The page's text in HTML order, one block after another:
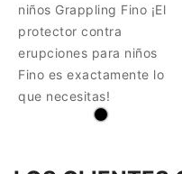
niños Grappling Fino ¡El
protector contra
erupciones para niños
Fino es exactamente lo
que necesitas!